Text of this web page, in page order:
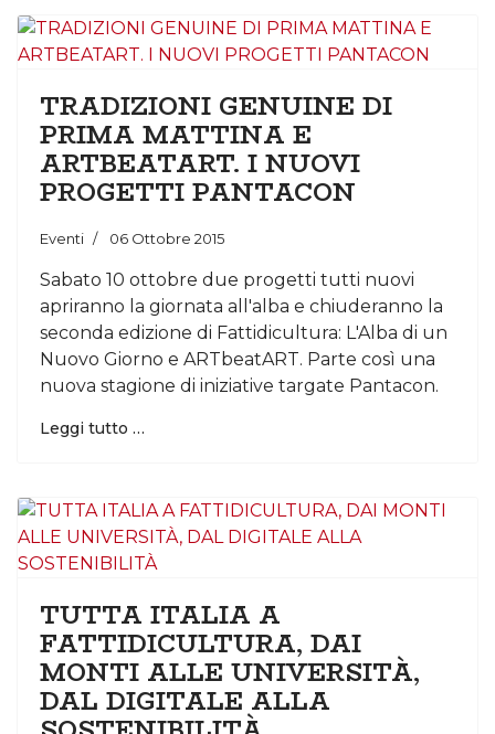
TRADIZIONI GENUINE DI
PRIMA MATTINA E
ARTBEATART. I NUOVI
PROGETTI PANTACON
Eventi 06 Ottobre 2015
Sabato 10 ottobre due progetti tutti nuovi
apriranno la giornata all'alba e chiuderanno la
seconda edizione di Fattidicultura: L'Alba di un
Nuovo Giorno e ARTbeatART. Parte così una
nuova stagione di iniziative targate Pantacon.
Leggi tutto …
TUTTA ITALIA A
FATTIDICULTURA, DAI
MONTI ALLE UNIVERSITÀ,
DAL DIGITALE ALLA